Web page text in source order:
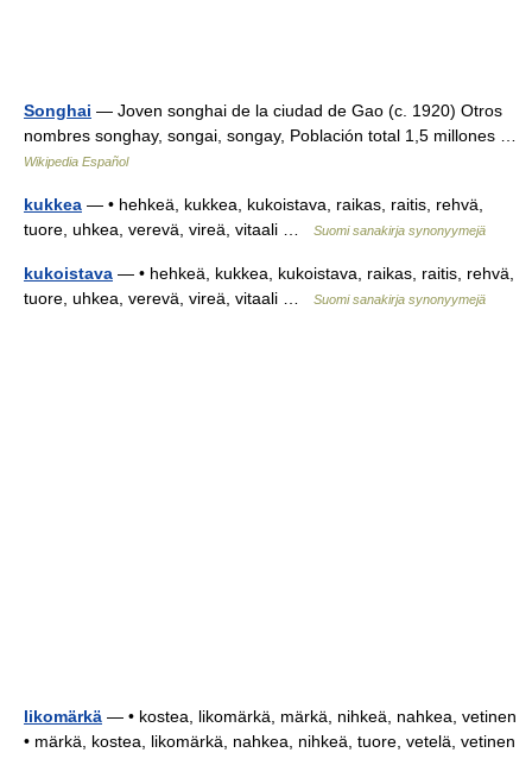
Songhai — Joven songhai de la ciudad de Gao (c. 1920) Otros
nombres songhay, songai, songay, Población total 1,5 millones …
Wikipedia Español
kukkea — • hehkeä, kukkea, kukoistava, raikas, raitis, rehvä,
tuore, uhkea, verevä, vireä, vitaali …
Suomi sanakirja synonyymejä
kukoistava — • hehkeä, kukkea, kukoistava, raikas, raitis, rehvä,
tuore, uhkea, verevä, vireä, vitaali …
Suomi sanakirja synonyymejä
likomärkä — • kostea, likomärkä, märkä, nihkeä, nahkea, vetinen
• märkä, kostea, likomärkä, nahkea, nihkeä, tuore, vetelä, vetinen